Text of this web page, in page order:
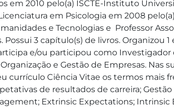
2010 pelo(a) ISCTE-Instituto
em Psicologia em 2008
e Tecnologias e  Professor
3 capítulo(s) de livros. Organizou
e/ou participou como Investigador
e Gestão de Empresas. Nas
currículo Ciência Vitae os termos mais
de resultados de carreira;
Extrinsic Expectations; Intrinsic